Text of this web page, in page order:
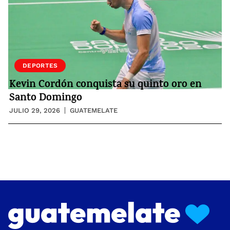
DEPORTES
Kevin Cordón conquista su quinto oro en
Santo Domingo
JULIO 29, 2026 GUATEMELATE